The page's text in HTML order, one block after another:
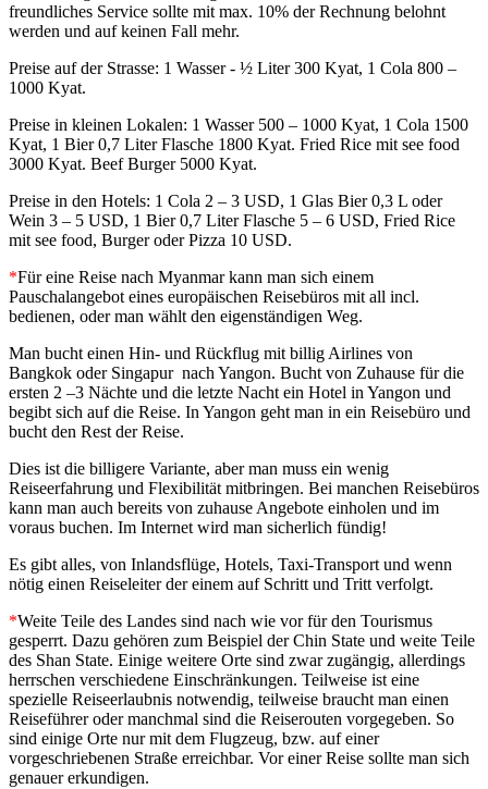
freundliches Service sollte mit max. 10% der Rechnung belohnt
werden und auf keinen Fall mehr.
Preise auf der Strasse: 1 Wasser - ½ Liter 300 Kyat, 1 Cola 800 –
1000 Kyat.
Preise in kleinen Lokalen: 1 Wasser 500 – 1000 Kyat, 1 Cola 1500
Kyat, 1 Bier 0,7 Liter Flasche 1800 Kyat. Fried Rice mit see food
3000 Kyat. Beef Burger 5000 Kyat.
Preise in den Hotels: 1 Cola 2 – 3 USD, 1 Glas Bier 0,3 L oder
Wein 3 – 5 USD, 1 Bier 0,7 Liter Flasche 5 – 6 USD, Fried Rice
mit see food, Burger oder Pizza 10 USD.
*Für eine Reise nach Myanmar kann man sich einem
Pauschalangebot eines europäischen Reisebüros mit all incl.
bedienen, oder man wählt den eigenständigen Weg.
Man bucht einen Hin- und Rückflug mit billig Airlines von
Bangkok oder Singapur nach Yangon. Bucht von Zuhause für die
ersten 2 –3 Nächte und die letzte Nacht ein Hotel in Yangon und
begibt sich auf die Reise. In Yangon geht man in ein Reisebüro und
bucht den Rest der Reise.
Dies ist die billigere Variante, aber man muss ein wenig
Reiseerfahrung und Flexibilität mitbringen. Bei manchen Reisebüros
kann man auch bereits von zuhause Angebote einholen und im
voraus buchen. Im Internet wird man sicherlich fündig!
Es gibt alles, von Inlandsflüge, Hotels, Taxi-Transport und wenn
nötig einen Reiseleiter der einem auf Schritt und Tritt verfolgt.
*Weite Teile des Landes sind nach wie vor für den Tourismus
gesperrt. Dazu gehören zum Beispiel der Chin State und weite Teile
des Shan State. Einige weitere Orte sind zwar zugängig, allerdings
herrschen verschiedene Einschränkungen. Teilweise ist eine
spezielle Reiseerlaubnis notwendig, teilweise braucht man einen
Reiseführer oder manchmal sind die Reiserouten vorgegeben. So
sind einige Orte nur mit dem Flugzeug, bzw. auf einer
vorgeschriebenen Straße erreichbar. Vor einer Reise sollte man sich
genauer erkundigen.